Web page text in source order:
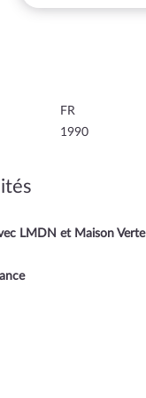
FR
1990
LMDN et Maison Verte